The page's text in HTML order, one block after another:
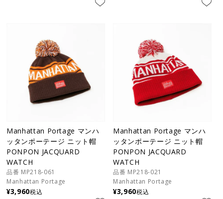
Manhattan Portage マンハ
ッタンポーテージ ニット帽
PONPON JACQUARD
WATCH
品番 MP218-061
Manhattan Portage
¥3,960税込
Manhattan Portage マンハ
ッタンポーテージ ニット帽
PONPON JACQUARD
WATCH
品番 MP218-021
Manhattan Portage
¥3,960税込